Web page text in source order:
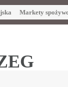
Markety